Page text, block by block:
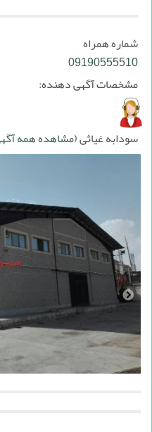
شماره همراه
09190555510
مشخصات آگهی دهنده:
سودابه غیاثی(مشاهده همه